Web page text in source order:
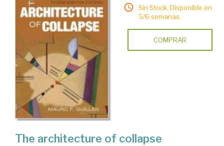
Sin Stock. Disponible en
5/6 semanas.
COMPRAR
The architecture of collapse